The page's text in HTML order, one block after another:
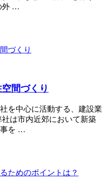
外 …
間づくり
を中心に活動する、建設業
は市内近郊において新築
事を …